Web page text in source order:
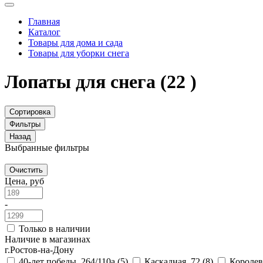
Главная
Каталог
Товары для дома и сада
Товары для уборки снега
Лопаты для снега (22 )
Сортировка
Фильтры
Назад
Выбранные фильтры
Очистить
Цена, руб
-
Только в наличии
Наличие в магазинах
г.Ростов-на-Дону